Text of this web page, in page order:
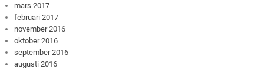
mars 2017
februari 2017
november 2016
oktober 2016
september 2016
augusti 2016